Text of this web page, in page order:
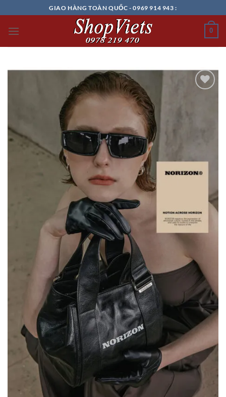
đến
nội
GIAO HÀNG TOÀN QUỐC - 0969 914 943 :
0